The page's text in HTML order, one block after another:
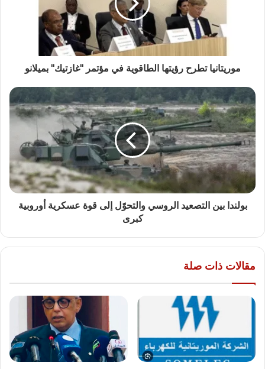
موريتانيا تطرح رؤيتها الطاقوية في مؤتمر "غازتيك" بميلانو
بولندا بين التصعيد الروسي والتحوّل إلى قوة عسكرية أوروبية
كبرى
مقالات ذات صلة